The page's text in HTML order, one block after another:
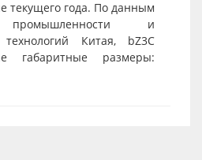
текущего года. По данным
промышленности и
Китая, bZ3C
габаритные размеры: